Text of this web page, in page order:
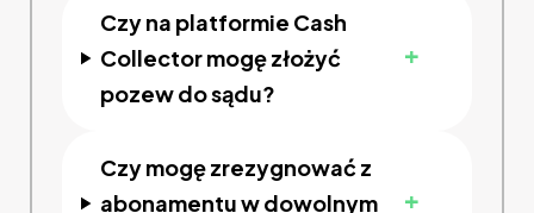
Czy na platformie Cash
Collector mogę złożyć
pozew do sądu?
+
Czy mogę zrezygnować z
abonamentu w dowolnym
+